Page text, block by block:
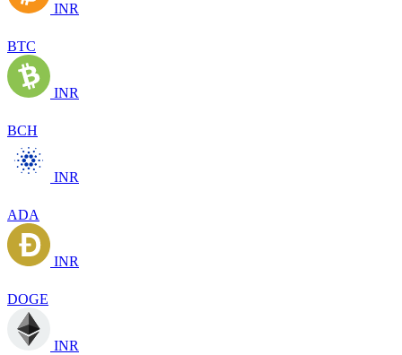
INR
BTC
INR
BCH
INR
ADA
INR
DOGE
INR